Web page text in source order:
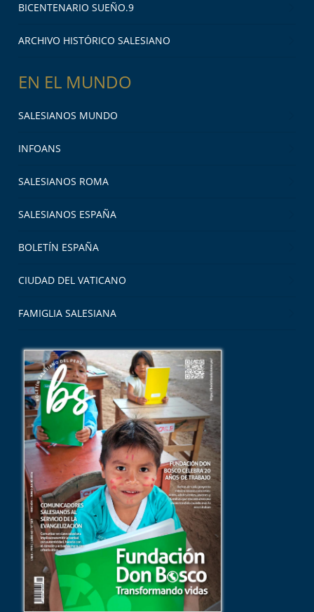
BICENTENARIO SUEÑO.9
ARCHIVO HISTÓRICO SALESIANO
EN EL MUNDO
SALESIANOS MUNDO
INFOANS
SALESIANOS ROMA
SALESIANOS ESPAÑA
BOLETÍN ESPAÑA
CIUDAD DEL VATICANO
FAMIGLIA SALESIANA